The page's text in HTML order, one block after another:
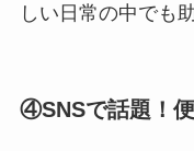
しい日常の中でも
④SNSで話題！